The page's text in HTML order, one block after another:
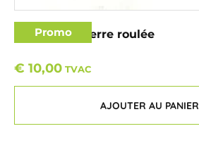
Promo
Aqua aura pierre roulée
€ 10,00 TVAC
AJOUTER AU PANIER